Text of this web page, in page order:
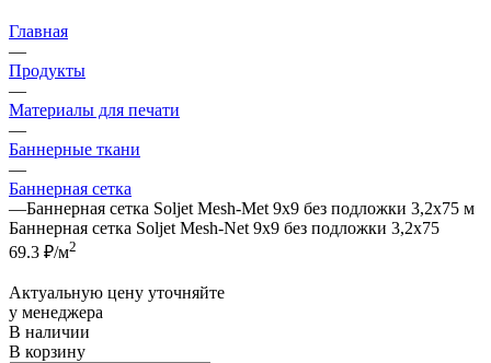
Главная
—
Продукты
—
Материалы для печати
—
Баннерные ткани
—
Баннерная сетка
—Баннерная сетка Soljet Mesh-Met 9х9 без подложки 3,2x75 м
Баннерная сетка Soljet Mesh-Net 9х9 без подложки 3,2х75
69.3 ₽/м2
Актуальную цену уточняйте
у менеджера
В наличии
В корзину